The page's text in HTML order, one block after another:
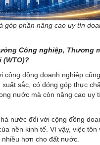
phần nâng cao uy tín
Công nghiệp, Thương
(WTO)?
đồng doanh nghiệp
sắc, có đóng góp thực
nước mà còn nâng cao uy
nước đối với cộng đồng
nền kinh tế. Vì vậy, việc tôn
hơn cho đất nước.